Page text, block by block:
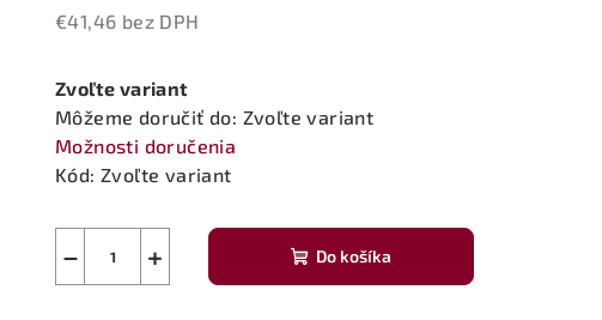
€41,46 bez DPH
cena:
Zvoľte variant
Môžeme doručiť do: Zvoľte variant
Možnosti doručenia
Kód: Zvoľte variant
+
− Do košíka